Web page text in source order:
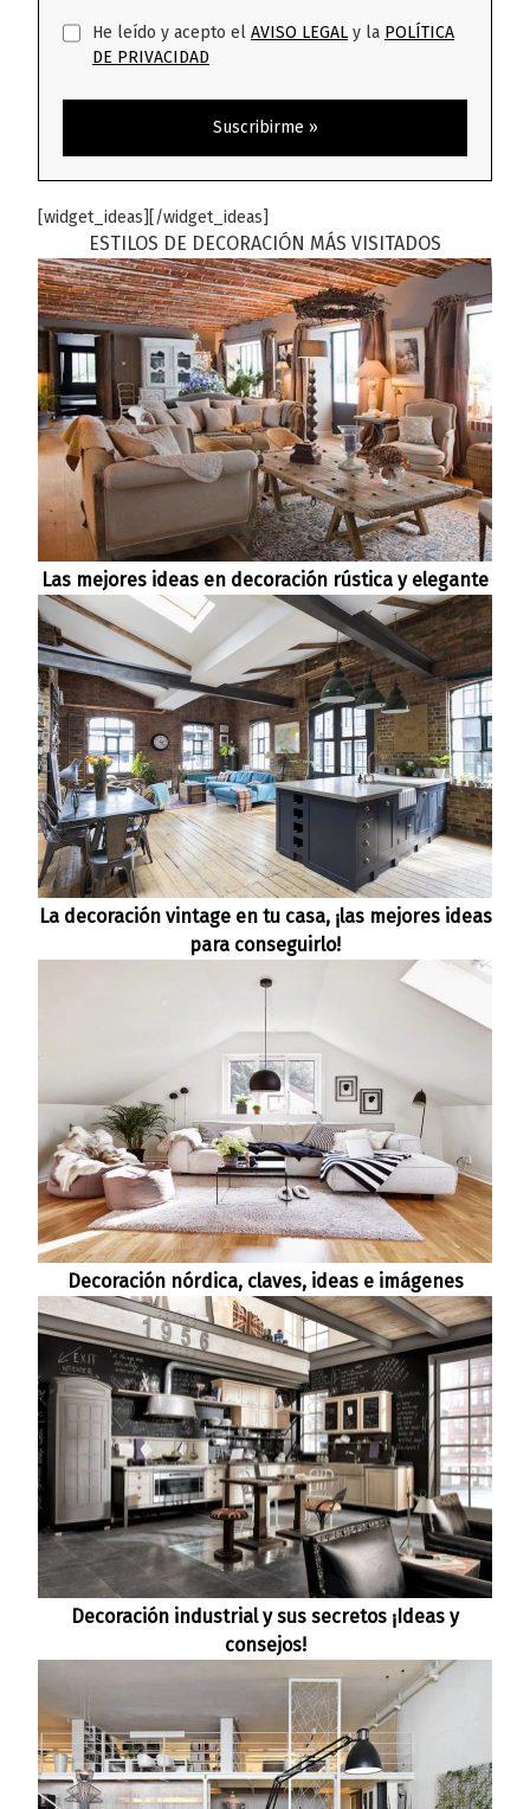
He leído y acepto el AVISO LEGAL y la POLÍTICA
DE PRIVACIDAD
[widget_ideas][/widget_ideas]
ESTILOS DE DECORACIÓN MÁS VISITADOS
Las mejores ideas en decoración rústica y elegante
La decoración vintage en tu casa, ¡las mejores ideas
para conseguirlo!
Decoración nórdica, claves, ideas e imágenes
Decoración industrial y sus secretos ¡Ideas y
consejos!